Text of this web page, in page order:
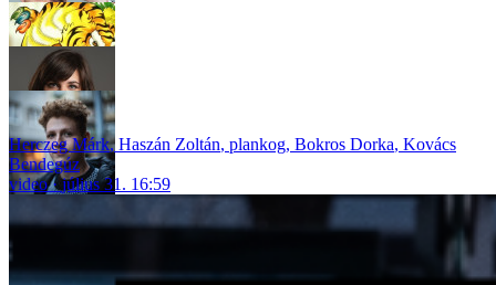
Herczeg Márk,Haszán Zoltán, plankog, Bokros Dorka, Kovács
Bendegúz
video
július 31. 16:59